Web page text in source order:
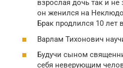
взрослая дочь так и не
он женился на
Брак продлился 10 лет
Варлам Тихонович
Будучи сыном
себя неверующим